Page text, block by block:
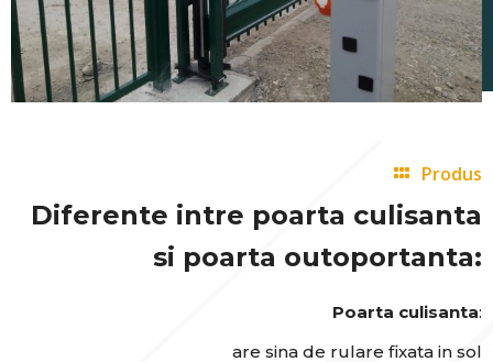
Produs
Diferente intre poarta culisanta
si poarta outoportanta:
Poarta culisanta:
are sina de rulare fixata in sol